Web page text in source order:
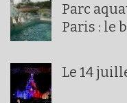
Parc
Paris : le
Le 14